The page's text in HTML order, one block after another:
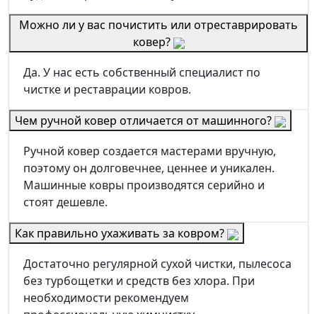
Можно ли у вас почистить или отреставрировать
ковер?
Да. У нас есть собственный специалист по
чистке и реставрации ковров.
Чем ручной ковер отличается от машинного?
Ручной ковер создается мастерами вручную,
поэтому он долговечнее, ценнее и уникален.
Машинные ковры производятся серийно и
стоят дешевле.
Как правильно ухаживать за ковром?
Достаточно регулярной сухой чистки, пылесоса
без турбощетки и средств без хлора. При
необходимости рекомендуем